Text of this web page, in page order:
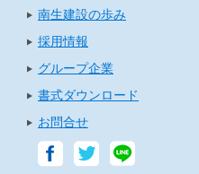
南生建設の歩み
採用情報
グループ企業
書式ダウンロード
お問合せ